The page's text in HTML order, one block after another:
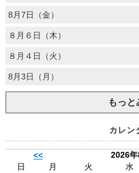
8月7日（金）
８月６日（木）
８月４日（火）
8月3日（月）
もっと
カレン
<<
2026年
日
月 火 水